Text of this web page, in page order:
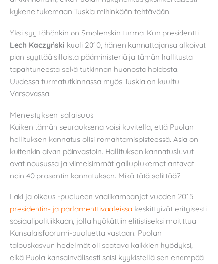
kykene tukemaan Tuskia mihinkään tehtävään.
Yksi syy tähänkin on Smolenskin turma. Kun presidentti
Lech Kaczyński kuoli 2010, hänen kannattajansa alkoivat
pian syyttää silloista pääministeriä ja tämän hallitusta
tapahtuneesta sekä tutkinnan huonosta hoidosta.
Uudessa turmatutkinnassa myös Tuskia on kuultu
Varsovassa.
Menestyksen salaisuus
Kaiken tämän seurauksena voisi kuvitella, että Puolan
hallituksen kannatus olisi romahtamispisteessä. Asia on
kuitenkin aivan päinvastoin. Hallituksen kannatusluvut
ovat nousussa ja viimeisimmät galluplukemat antavat
noin 40 prosentin kannatuksen. Mikä tätä selittää?
Laki ja oikeus -puolueen vaalikampanjat vuoden 2015
presidentin- ja parlamenttivaaleissa keskittyivät erityisesti
sosiaalipolitiikkaan, jolla hyökättiin elitistiseksi moitittua
Kansalaisfoorumi-puoluetta vastaan. Puolan
talouskasvun hedelmät oli saatava kaikkien hyödyksi,
eikä Puola kansainvälisesti saisi kyykistellä sen enempää